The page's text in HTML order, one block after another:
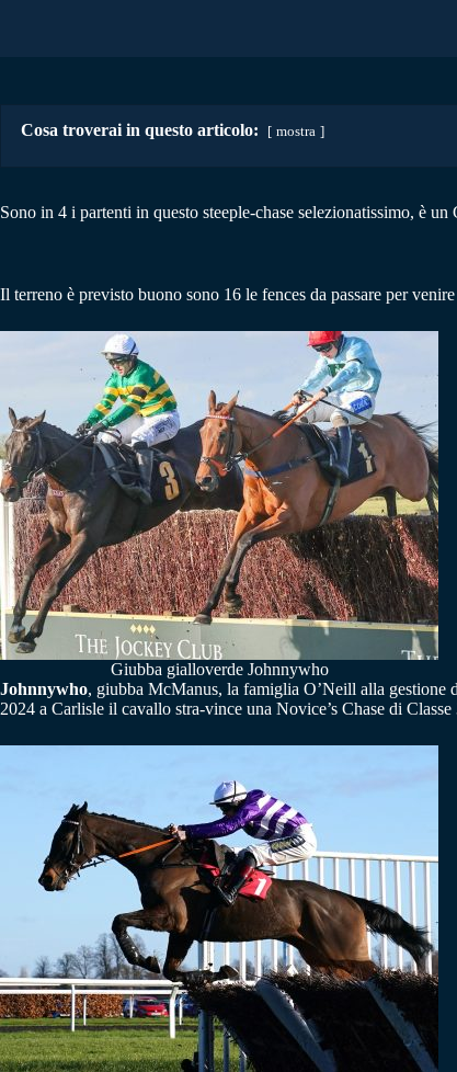
Cosa troverai in questo articolo: mostra
Sono in 4 i partenti in questo steeple-chase selezionatissimo, è
Il terreno è previsto buono sono 16 le fences da passare per
Giubba gialloverde Johnnywho
Johnnywho, giubba McManus, la famiglia O’Neill alla gestione
2024 a Carlisle il cavallo stra-vince una Novice’s Chase di